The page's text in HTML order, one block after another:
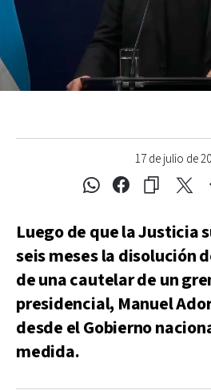
17 de julio de
Luego de que la Justicia
seis meses la disolución
de una cautelar de un
presidencial, Manuel
desde el Gobierno
medida.